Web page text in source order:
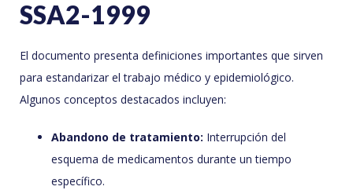
SSA2-1999
El documento presenta definiciones importantes que sirven
para estandarizar el trabajo médico y epidemiológico.
Algunos conceptos destacados incluyen:
Abandono de tratamiento: Interrupción del
esquema de medicamentos durante un tiempo
específico.